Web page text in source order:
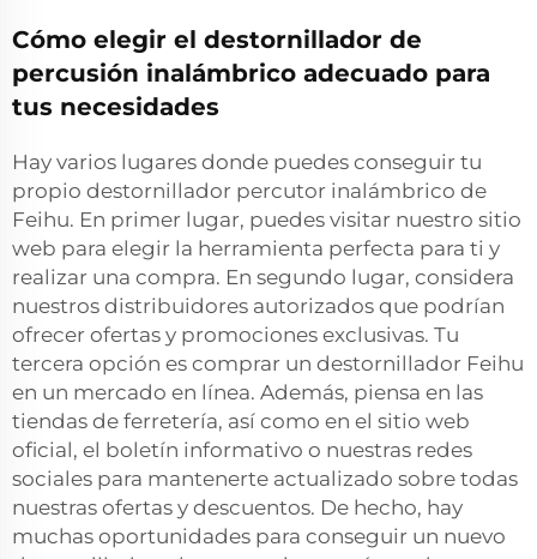
Cómo elegir el destornillador de
percusión inalámbrico adecuado para
tus necesidades
Hay varios lugares donde puedes conseguir tu
propio destornillador percutor inalámbrico de
Feihu. En primer lugar, puedes visitar nuestro sitio
web para elegir la herramienta perfecta para ti y
realizar una compra. En segundo lugar, considera
nuestros distribuidores autorizados que podrían
ofrecer ofertas y promociones exclusivas. Tu
tercera opción es comprar un destornillador Feihu
en un mercado en línea. Además, piensa en las
tiendas de ferretería, así como en el sitio web
oficial, el boletín informativo o nuestras redes
sociales para mantenerte actualizado sobre todas
nuestras ofertas y descuentos. De hecho, hay
muchas oportunidades para conseguir un nuevo